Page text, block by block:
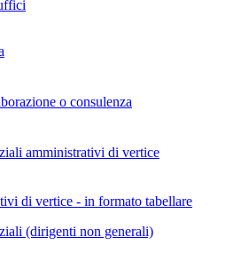
o consulenza
amministrativi di vertice
di vertice - in formato tabellare
(dirigenti non generali)